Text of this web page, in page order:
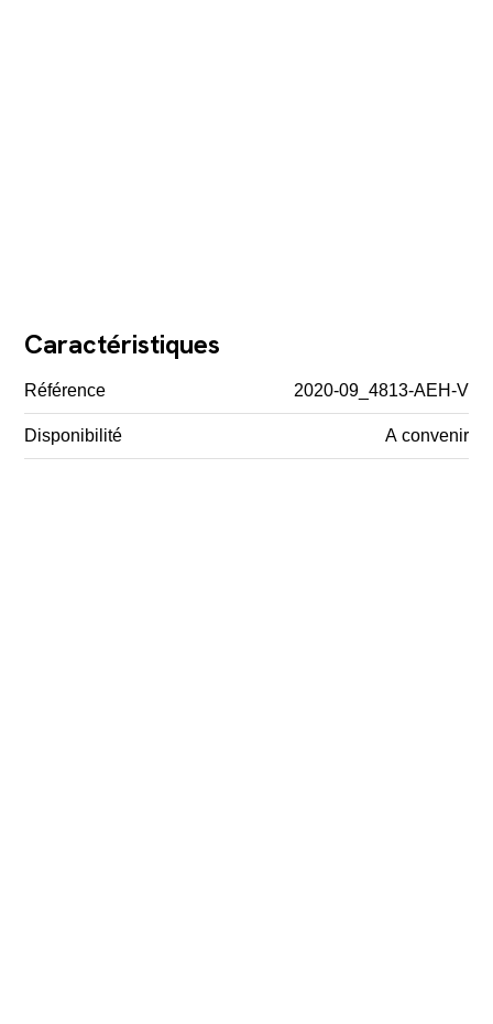
Caractéristiques
Référence 2020-09_4813-AEH-V
Disponibilité A convenir